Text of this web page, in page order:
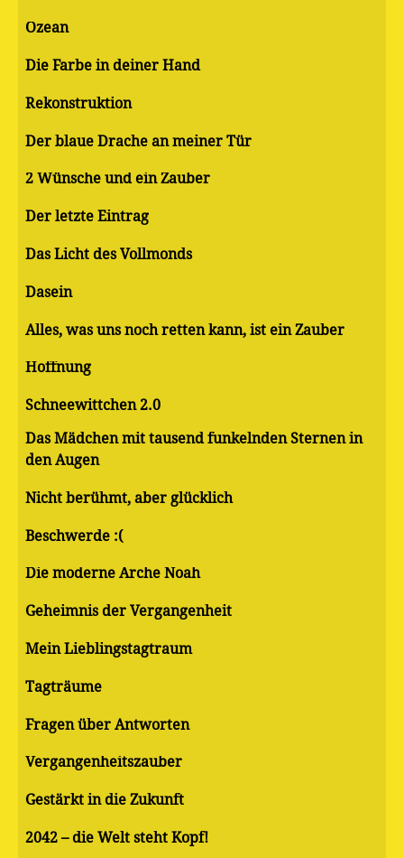
Ozean
Die Farbe in deiner Hand
Rekonstruktion
Der blaue Drache an meiner Tür
2 Wünsche und ein Zauber
Der letzte Eintrag
Das Licht des Vollmonds
Dasein
Alles, was uns noch retten kann, ist ein Zauber
Hoffnung
Schneewittchen 2.0
Das Mädchen mit tausend funkelnden Sternen in
den Augen
Nicht berühmt, aber glücklich
Beschwerde :(
Die moderne Arche Noah
Geheimnis der Vergangenheit
Mein Lieblingstagtraum
Tagträume
Fragen über Antworten
Vergangenheitszauber
Gestärkt in die Zukunft
2042 – die Welt steht Kopf!